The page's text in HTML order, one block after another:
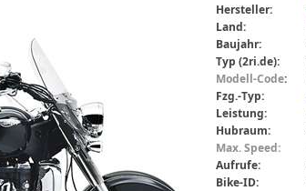
Hersteller:
Land:
Baujahr:
Typ (2ri.de):
Modell-Code:
Fzg.-Typ:
Leistung:
Hubraum:
Max. Speed:
Aufrufe:
Bike-ID: